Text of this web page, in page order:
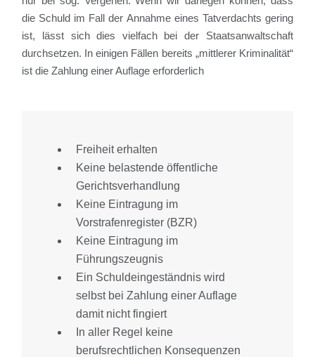
die Schuld im Fall der Annahme eines Tatverdachts gering
ist, lässt sich dies vielfach bei der Staatsanwaltschaft
durchsetzen. In einigen Fällen bereits „mittlerer Kriminalität“
ist die Zahlung einer Auflage erforderlich
Freiheit erhalten
Keine belastende öffentliche
Gerichtsverhandlung
Keine Eintragung im
Vorstrafenregister (BZR)
Keine Eintragung im
Führungszeugnis
Ein Schuldeingeständnis wird
selbst bei Zahlung einer Auflage
damit nicht fingiert
In aller Regel keine
berufsrechtlichen Konsequenzen